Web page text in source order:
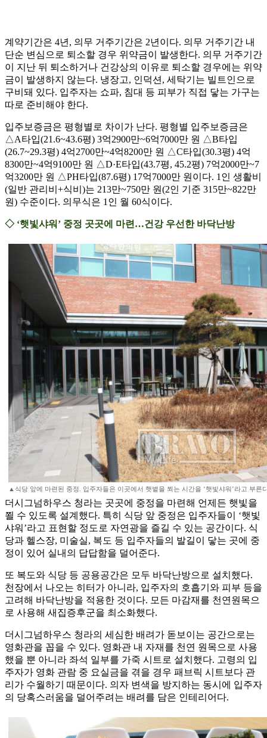
계약기간은 4년, 의무 거주기간은 2년이다. 의무 거주기간 내
단순 변심으로 퇴소할 경우 위약금이 발생한다. 의무 거주기간
이 지난 뒤 퇴소하거나 건강상의 이유로 퇴소할 경우에는 위약
금이 발생하지 않는다. 냉장고, 인덕션, 세탁기는 빌트인으로
구비돼 있다. 입주자는 쇼파, 침대 등 피부가 직접 닿는 가구는
따로 준비해야 한다.
입주보증금은 평형별로 차이가 난다. 평형별 입주보증금은
△A타입(21.6~43.6평) 3억2900만~6억7000만 원 △B타입
(26.7~29.3평) 4억2700만~4억8200만 원 △C타입(30.3평) 4억
8300만~4억9100만 원 △D·E타입(43.7평, 45.2평) 7억2000만~7
억3200만 원 △PH타입(87.6평) 17억7000만 원이다. 1인 생활비
(일반 관리비+식비)는 213만~750만 원(2인 기준 315만~822만
원) 수준이다. 의무식은 1인 월 60식이다.
◇ ‘햇빛샤워’ 중정 곳곳에 마련…건강 우선한 바닥난방
▲식당 앞에 마련된 중정. 입주자들은 이곳에서 햇볕을 쬐는 시간을 ‘햇빛샤워’라고 부른
더시그넘하우스 청라는 곳곳에 중정을 마련해 언제든 햇빛을
쬘 수 있도록 설계했다. 특히 식당 앞 중정은 입주자들이 ‘햇빛
샤워’라고 표현할 정도로 자연광을 즐길 수 있는 공간이다. 식
당과 헬스장, 미술실, 복도 등 입주자들의 발길이 닿는 곳에 중
정이 있어 실내의 답답함을 덜어준다.
또 복도와 식당 등 공용공간은 모두 바닥난방으로 설치했다.
천장에서 나오는 히터가 아니라, 입주자의 호흡기와 피부 등을
고려해 바닥난방을 적용한 것이다. 모든 마감재를 천연원목으
로 사용해 새집증후군을 최소화했다.
더시그넘하우스 청라의 세심한 배려가 돋보이는 공간으로는
영화관을 꼽을 수 있다. 영화관 내 자재를 천연 원목으로 사용
했을 뿐 아니라 좌석 일부를 가죽 시트로 설치했다. 고령의 입
주자가 영화 관람 중 요실금을 겪을 경우 패브릭 시트보다 관
리가 수월하기 때문이다. 의자 변색을 방지하는 동시에 입주자
의 당혹스러움을 덜어주려는 배려를 담은 인테리어다.